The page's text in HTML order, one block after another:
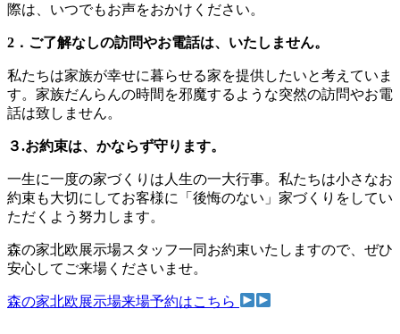
際は、いつでもお声をおかけください。
2．ご了解なしの訪問やお電話は、いたしません。
私たちは家族が幸せに暮らせる家を提供したいと考えていま
す。家族だんらんの時間を邪魔するような突然の訪問やお電
話は致しません。
３.お約束は、かならず守ります。
一生に一度の家づくりは人生の一大行事。私たちは小さなお
約束も大切にしてお客様に「後悔のない」家づくりをしてい
ただくよう努力します。
森の家北欧展示場スタッフ一同お約束いたしますので、ぜひ
安心してご来場くださいませ。
森の家北欧展示場来場予約はこちら